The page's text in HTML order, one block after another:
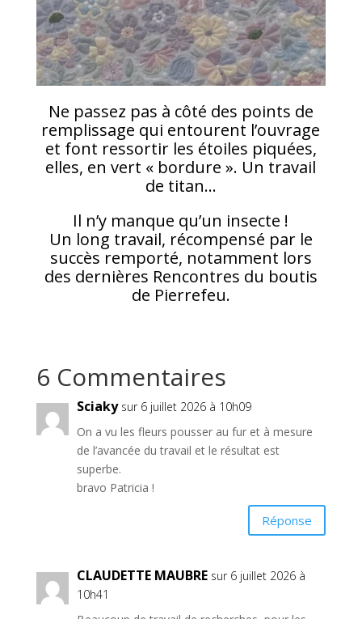
Ne passez pas à côté des points de
remplissage qui entourent l’ouvrage
et font ressortir les étoiles piquées,
elles, en vert « bordure ». Un travail
de titan…
Il n’y manque qu’un insecte !
Un long travail, récompensé par le
succès remporté, notamment lors
des dernières Rencontres du boutis
de Pierrefeu.
6 Commentaires
Sciaky sur 6 juillet 2026 à 10h09
On a vu les fleurs pousser au fur et à mesure
de l’avancée du travail et le résultat est
superbe.
bravo Patricia !
Réponse
CLAUDETTE MAUBRE sur 6 juillet 2026 à
10h41